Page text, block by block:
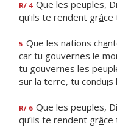
R/ 4 Que les peuples,
qu’ils te rendent grâce
5 Que les nations cha
car tu gouvernes le mo
tu gouvernes les peu
sur la terre, tu conduis
R/ 6 Que les peuples,
qu’ils te rendent grâce